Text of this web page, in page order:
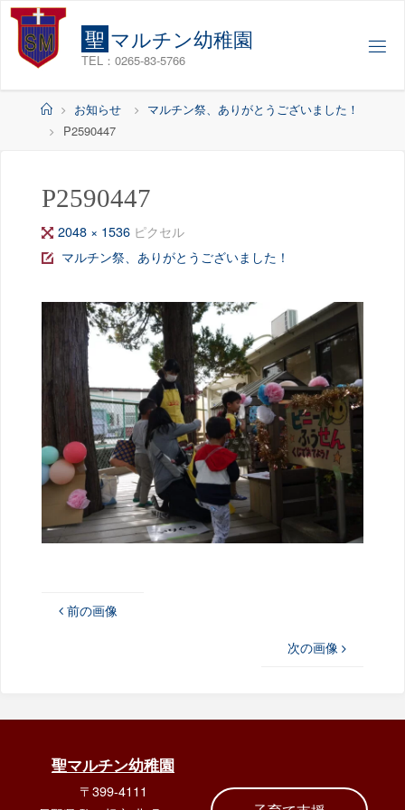
コ
聖 マルチン幼稚園
TEL：0265-83-5766
ホ
ー
お知らせ
マルチン祭、ありがとうございました！
P2590447
P2590447
フ
ル
イ
ズ
2048 × 1536 ピクセル
マルチン祭、ありがとうございました！
前の画像
次の画像
聖マルチン幼稚園
〒399-4111